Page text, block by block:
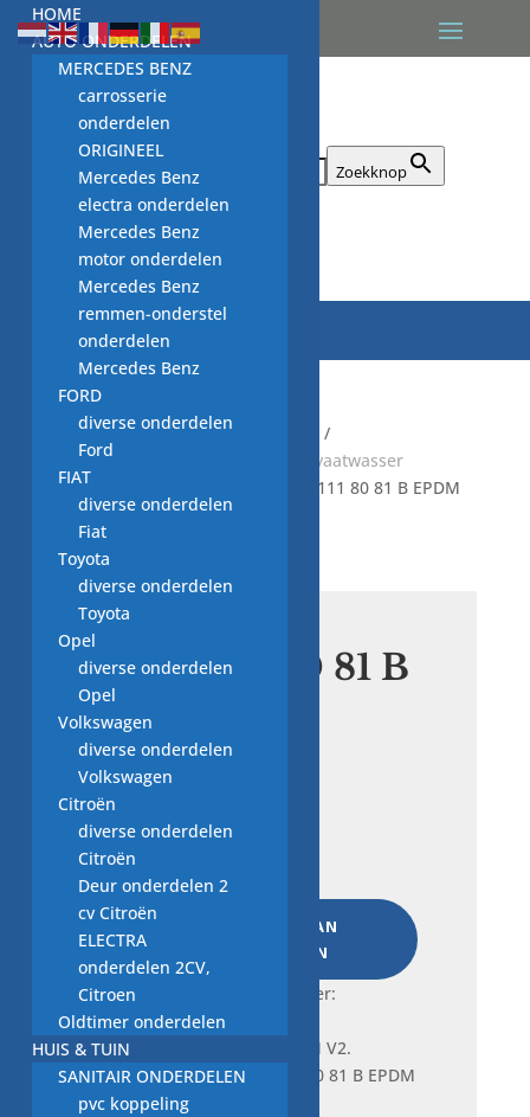
Zoek naar: Zoekknop
Start/Default Category
/
VAATWASMACHINE
GEBRUIKTE vaatwasser
onderdelen
/ slang 111 80 81 B EPDM
slang 111 80 81 B
EPDM V2.
€7,00
slang
111
80
81
B
EPDM
V2.
aantal
TOEVOEGEN AAN
WINKELWAGEN
Frequently bought together:
Je bekijkt nu:slang 111 80 81 B EPDM
V2.
HOME
AUTO ONDERDELEN
MERCEDES BENZ
carrosserie
onderdelen
ORIGINEEL
Mercedes Benz
electra onderdelen
Mercedes Benz
motor onderdelen
Mercedes Benz
remmen-onderstel
onderdelen
Mercedes Benz
FORD
diverse onderdelen
Ford
FIAT
diverse onderdelen
Fiat
Toyota
diverse onderdelen
Toyota
Opel
diverse onderdelen
Opel
Volkswagen
diverse onderdelen
Volkswagen
Citroën
diverse onderdelen
Citroën
Deur onderdelen 2
cv Citroën
ELECTRA
onderdelen 2CV,
Citroen
Oldtimer onderdelen
HUIS & TUIN
SANITAIR ONDERDELEN
pvc koppeling